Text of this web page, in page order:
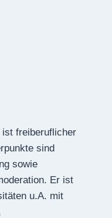
freiberuflicher
sind
sowie
Er ist
u.A. mit